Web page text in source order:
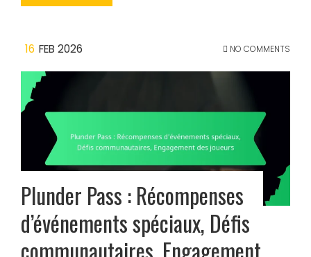
16 FEB 2026 NO COMMENTS
Plunder Pass : Récompenses
d’événements spéciaux, Défis
communautaires, Engagement